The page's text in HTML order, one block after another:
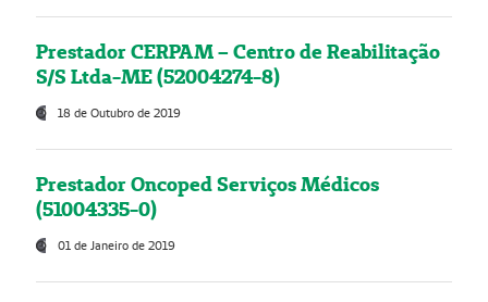
Prestador CERPAM – Centro de Reabilitação
S/S Ltda-ME (52004274-8)
18 de Outubro de 2019
Prestador Oncoped Serviços Médicos
(51004335-0)
01 de Janeiro de 2019